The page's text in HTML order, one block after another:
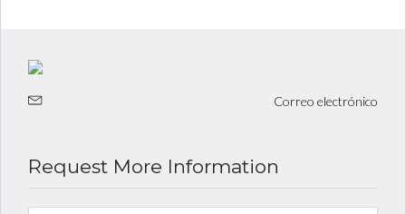
Correo electrónico
Request More Information